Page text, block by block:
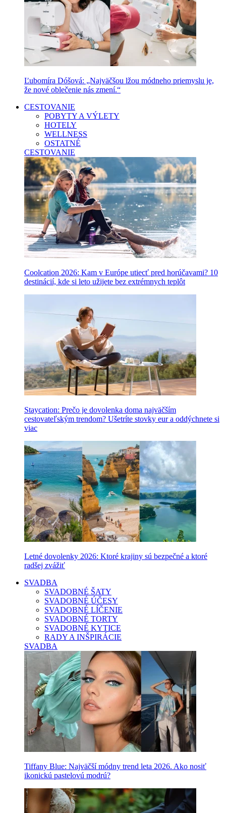
Ľubomíra Dóšová: „Najväčšou lžou módneho priemyslu je,
že nové oblečenie nás zmení.“
CESTOVANIE
POBYTY A VÝLETY
HOTELY
WELLNESS
OSTATNÉ
CESTOVANIE
Coolcation 2026: Kam v Európe utiecť pred horúčavami? 10
destinácií, kde si leto užijete bez extrémnych teplôt
Staycation: Prečo je dovolenka doma najväčším
cestovateľským trendom? Ušetríte stovky eur a oddýchnete si
viac
Letné dovolenky 2026: Ktoré krajiny sú bezpečné a ktoré
radšej zvážiť
SVADBA
SVADOBNÉ ŠATY
SVADOBNÉ ÚČESY
SVADOBNÉ LÍČENIE
SVADOBNÉ TORTY
SVADOBNÉ KYTICE
RADY A INŠPIRÁCIE
SVADBA
Tiffany Blue: Najväčší módny trend leta 2026. Ako nosiť
ikonickú pastelovú modrú?